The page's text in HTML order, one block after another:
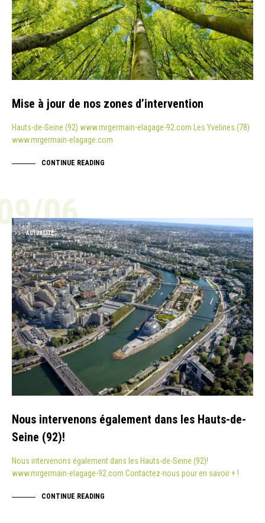
Mise à jour de nos zones d’intervention
Hauts-de-Seine (92) www.mrgermain-elagage-92.com Les Yvelines (78)
www.mrgermain-elagage.com
CONTINUE READING
06
ACTUALITÉ
Nous intervenons également dans les Hauts-de-
Seine (92)!
Nous intervenons également dans les Hauts-de-Seine (92)!
www.mrgermain-elagage-92.com Contactez-nous pour en savoir + !
CONTINUE READING